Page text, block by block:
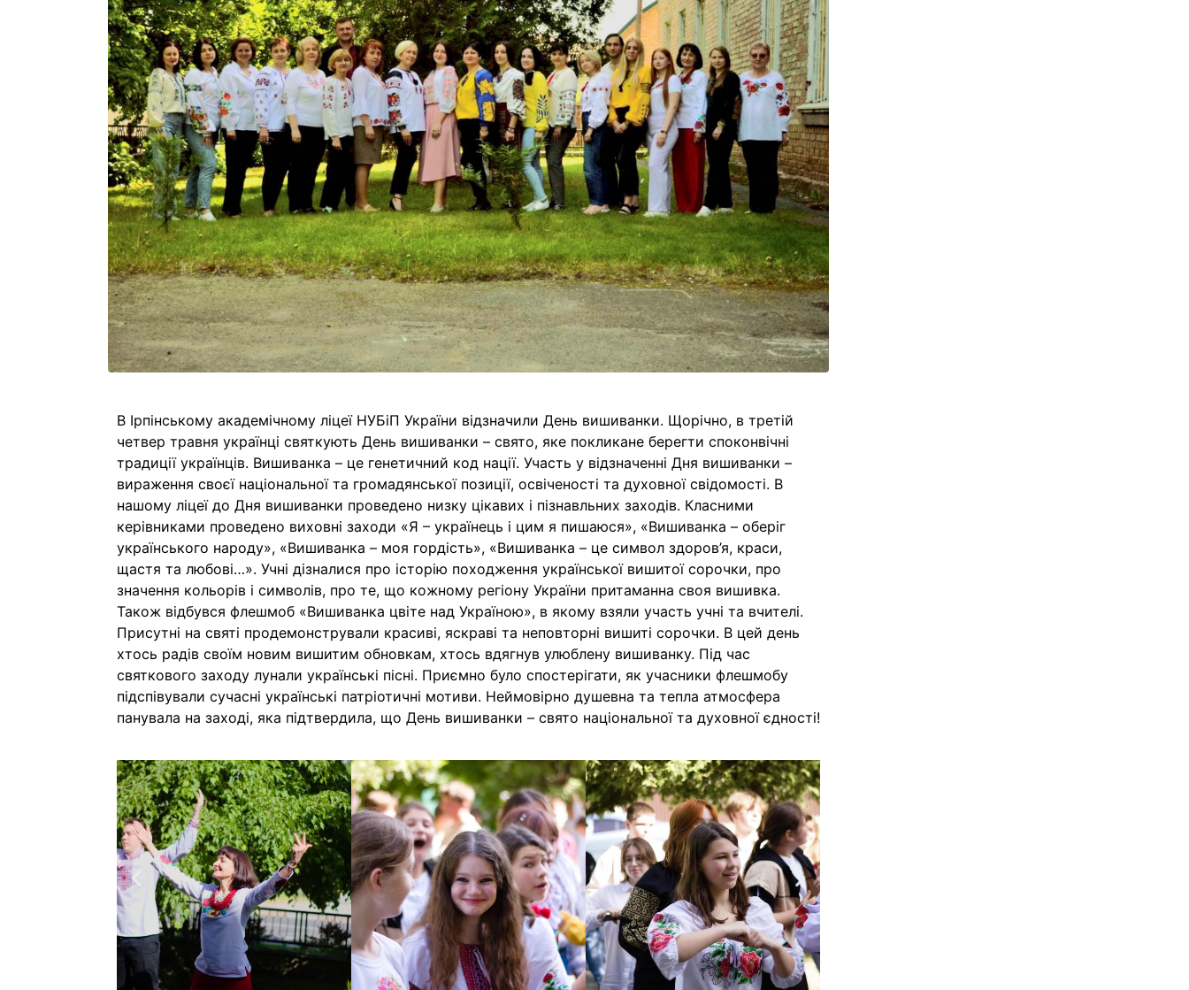
В Ірпінському академічному ліцеї НУБіП України відзначили День вишиванки. Щорічно, в третій
четвер травня українці святкують День вишиванки – свято, яке покликане берегти споконвічні
традиції українців. Вишиванка – це генетичний код нації. Участь у відзначенні Дня вишиванки –
вираження своєї національної та громадянської позиції, освіченості та духовної свідомості. В
нашому ліцеї до Дня вишиванки проведено низку цікавих і пізнавльних заходів. Класними
керівниками проведено виховні заходи «Я – українець і цим я пишаюся», «Вишиванка – оберіг
українського народу», «Вишиванка – моя гордість», «Вишиванка – це символ здоров’я, краси,
щастя та любові…». Учні дізналися про історію походження української вишитої сорочки, про
значення кольорів і символів, про те, що кожному регіону України притаманна своя вишивка.
Також відбувся флешмоб «Вишиванка цвіте над Україною», в якому взяли участь учні та вчителі.
Присутні на святі продемонстрували красиві, яскраві та неповторні вишиті сорочки. В цей день
хтось радів своїм новим вишитим обновкам, хтось вдягнув улюблену вишиванку. Під час
святкового заходу лунали українські пісні. Приємно було спостерігати, як учасники флешмобу
підспівували сучасні українські патріотичні мотиви. Неймовірно душевна та тепла атмосфера
панувала на заході, яка підтвердила, що День вишиванки – свято національної та духовної єдності!